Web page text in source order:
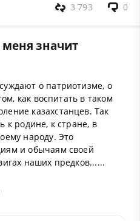
0
3 793
значит
о патриотизме, о
как воспитать в таком
казахстанцев. Так
к родине, к стране, в
народу. Это
и обычаям своей
наших предков......